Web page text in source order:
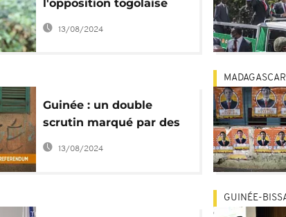
l'opposition togolaise
réclame la libération de
ses militants incarcérés
13/08/2024
Guinée : un double
scrutin marqué par des
violences [Morning Call]
13/08/2024
MADAGASCAR
GUINÉE-